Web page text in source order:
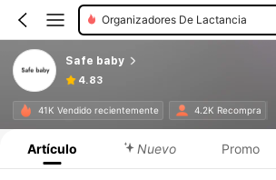
Organizadores De Lactancia
Safe baby
4.83
41K Vendido recientemente 4.2K Recompra
Artículo Nuevo Promo